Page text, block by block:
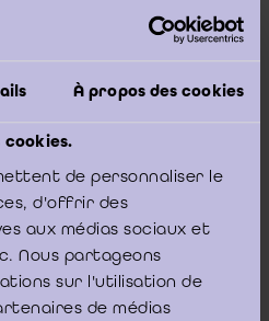
À propos des cookies
cookies.
de personnaliser le
d'offrir des
aux médias sociaux et
Nous partageons
sur l'utilisation de
de médias
statuts de l’AISBL concernée
à cet égard, il est possible
volontaire. Nous souhaitons
que cette modification devra être
authentique conformément à